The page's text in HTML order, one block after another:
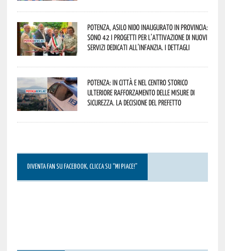
Potenza, asilo nido inaugurato in provincia:
sono 42 i progetti per l’attivazione di nuovi
servizi dedicati all’infanzia. I dettagli
Potenza: in città e nel centro storico
ulteriore rafforzamento delle misure di
sicurezza. La decisione del Prefetto
DIVENTA FAN SU FACEBOOK, CLICCA SU “MI PIACE!”